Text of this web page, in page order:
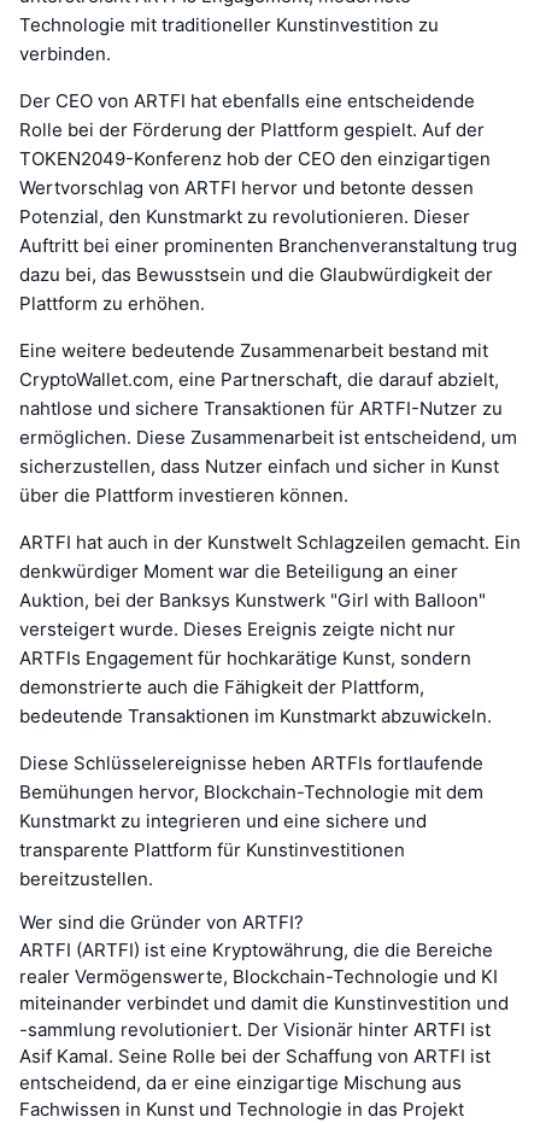
Technologie mit traditioneller Kunstinvestition zu
verbinden.
Der CEO von ARTFI hat ebenfalls eine entscheidende
Rolle bei der Förderung der Plattform gespielt. Auf der
TOKEN2049-Konferenz hob der CEO den einzigartigen
Wertvorschlag von ARTFI hervor und betonte dessen
Potenzial, den Kunstmarkt zu revolutionieren. Dieser
Auftritt bei einer prominenten Branchenveranstaltung trug
dazu bei, das Bewusstsein und die Glaubwürdigkeit der
Plattform zu erhöhen.
Eine weitere bedeutende Zusammenarbeit bestand mit
CryptoWallet.com, eine Partnerschaft, die darauf abzielt,
nahtlose und sichere Transaktionen für ARTFI-Nutzer zu
ermöglichen. Diese Zusammenarbeit ist entscheidend, um
sicherzustellen, dass Nutzer einfach und sicher in Kunst
über die Plattform investieren können.
ARTFI hat auch in der Kunstwelt Schlagzeilen gemacht. Ein
denkwürdiger Moment war die Beteiligung an einer
Auktion, bei der Banksys Kunstwerk "Girl with Balloon"
versteigert wurde. Dieses Ereignis zeigte nicht nur
ARTFIs Engagement für hochkarätige Kunst, sondern
demonstrierte auch die Fähigkeit der Plattform,
bedeutende Transaktionen im Kunstmarkt abzuwickeln.
Diese Schlüsselereignisse heben ARTFIs fortlaufende
Bemühungen hervor, Blockchain-Technologie mit dem
Kunstmarkt zu integrieren und eine sichere und
transparente Plattform für Kunstinvestitionen
bereitzustellen.
Wer sind die Gründer von ARTFI?
ARTFI (ARTFI) ist eine Kryptowährung, die die Bereiche
realer Vermögenswerte, Blockchain-Technologie und KI
miteinander verbindet und damit die Kunstinvestition und
-sammlung revolutioniert. Der Visionär hinter ARTFI ist
Asif Kamal. Seine Rolle bei der Schaffung von ARTFI ist
entscheidend, da er eine einzigartige Mischung aus
Fachwissen in Kunst und Technologie in das Projekt